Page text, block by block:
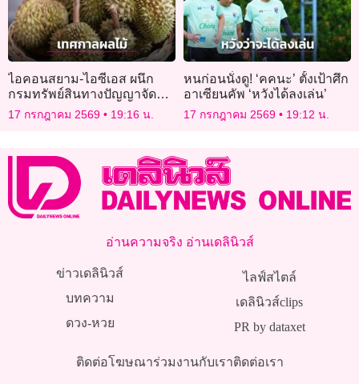
ไอคอนสยาม-ไอซีเอส ผนึก
กรมทรัพย์สินทางปัญญาจัด
“เทศกาลผลไม้ GI”
17 กรกฎาคม 2569 19:16 น.
หนก่อนนั่งดู! ‘คคนะ’ ตั้งเป้าศึก
อาเซียนคัพ ‘หวังได้ลงเล่น’
17 กรกฎาคม 2569 19:12 น.
อ่านความจริง อ่านเดลินิวส์
ข่าวเดลินิวส์
บทความ
ดวง-หวย
ไลฟ์สไตล์
เดลินิวส์clips
PR by dataxet
ติดต่อโฆษณาร่วมงานกับเราติดต่อเรา